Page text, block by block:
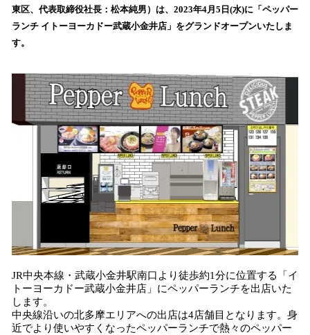
数
を
み
中
で
す
東区、代表取締役社長：松本純男）は、2023年4月5日(水)に「ペッパー
ランチ イトーヨーカドー武蔵小金井店」をグランドオープンいたしま
す。
JR中央本線・武蔵小金井駅南口より徒歩約1分に位置する「イ
トーヨーカドー武蔵小金井店」にペッパーランチを出店いた
します。
中央線沿いの北多摩エリアへの出店は4店舗目となります。身
近でより使いやすくなったペッパーランチで熱々のペッパー